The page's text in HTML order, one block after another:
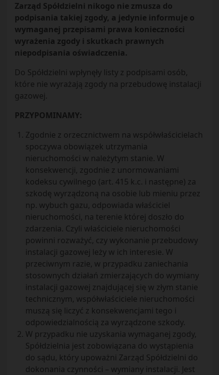
Zarząd Spółdzielni nikogo nie zmusza do
podpisania takiej zgody, a jedynie informuje o
wymaganej przepisami prawa konieczności
wyrażenia zgody i skutkach prawnych
niepodpisania oświadczenia.
Do Spółdzielni wpłynęły listy z podpisami osób,
które nie wyrażają zgody na przebudowę instalacji
gazowej.
PRZYPOMINAMY:
Zgodnie z orzecznictwem na współwłaścicielach
spoczywa obowiązek utrzymania
nieruchomości w należytym stanie. W
konsekwencji, zgodnie z unormowaniami
kodeksu cywilnego (art. 415 k.c. i następne) za
szkodę wyrządzoną na osobie lub mieniu przez
np. wybuch gazu, odpowiada właściciel
nieruchomości, na terenie której doszło do
zdarzenia. Czyli właściciele nieruchomości
powinni rozważyć, czy wykonanie przebudowy
instalacji gazowej leży w ich interesie. W
przeciwnym razie, w przypadku zaniechania
stosownych działań zmierzających do wymiany
instalacji gazowej znajdującej się w złym stanie
technicznym, współwłaściciele nieruchomości
muszą się liczyć z konsekwencjami tego i
odpowiedzialnością za wyrządzone szkody.
W przypadku nie uzyskania wymaganej zgody,
Spółdzielnia jest zobowiązana do wystąpienia
do sądu, który upoważni Zarząd Spółdzielni do
dokonania czynności – wymiany instalacji. Jest